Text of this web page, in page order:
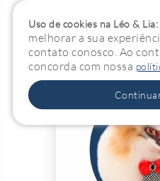
Laços
Uso de cookies na Léo & Lia:
melhorar a sua
contato conosco. Ao
concorda com nossa